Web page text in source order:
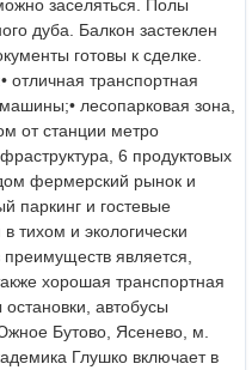
заселяться. Полы
дуба. Балкон застеклен
готовы к сделке.
• отличная транспортная
машины;• лесопарковая зона,
от станции метро
6 продуктовых
фермерский рынок и
паркинг и гостевые
тихом и экологически
является,
хорошая транспортная
автобусы
Бутово, Ясенево, м.
Глушко включает в